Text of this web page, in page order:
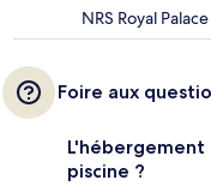
NRS Royal
Foire aux
L'hébergement
piscine ?